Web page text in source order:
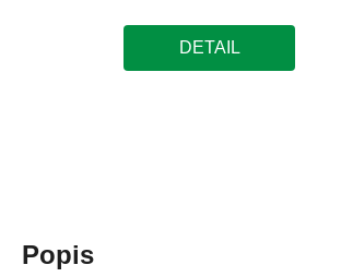
DETAIL
Popis